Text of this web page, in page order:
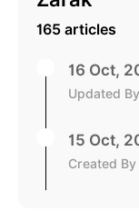
165 articles
16 Oct,
Updated
15 Oct,
Created